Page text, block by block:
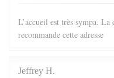
L’accueil est très sympa.
recommande cette adresse
Jeffrey H